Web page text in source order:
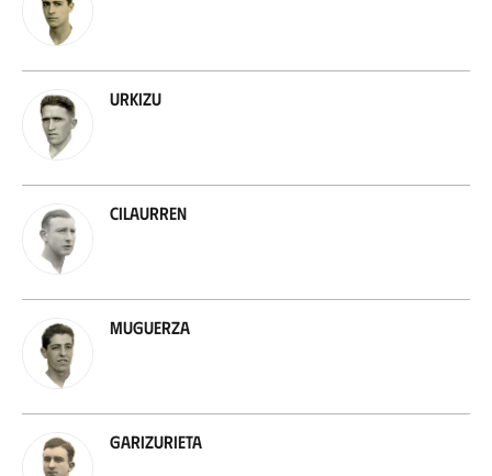
Urkizu
Cilaurren
Muguerza
Garizurieta